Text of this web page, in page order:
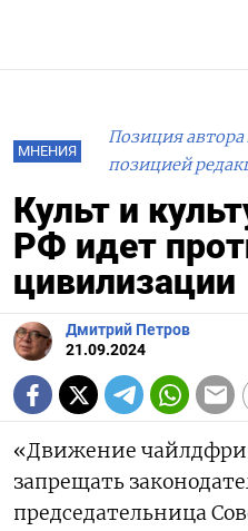
МНЕНИЯ
Позиция автора
позицией
Культ и
РФ идет
цивилизации
Дмитрий Петров
21.09.2024
«Движение
запрещать
председательница